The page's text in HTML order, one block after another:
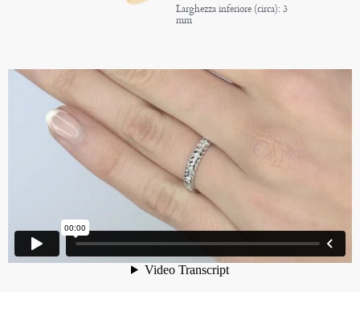
Larghezza inferiore (circa): 3
mm